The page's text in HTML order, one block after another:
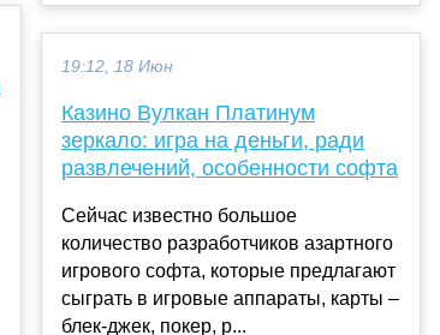
19:12, 18 Июн
Казино Вулкан Платинум
зеркало: игра на деньги, ради
развлечений, особенности софта
Сейчас известно большое
количество разработчиков азартного
игрового софта, которые предлагают
сыграть в игровые аппараты, карты –
блек-джек, покер, р...